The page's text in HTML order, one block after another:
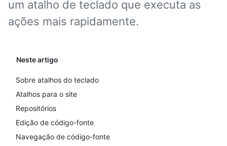
um atalho de teclado que executa as
ações mais rapidamente.
Neste artigo
Sobre atalhos do teclado
Atalhos para o site
Repositórios
Edição de código-fonte
Navegação de código-fonte